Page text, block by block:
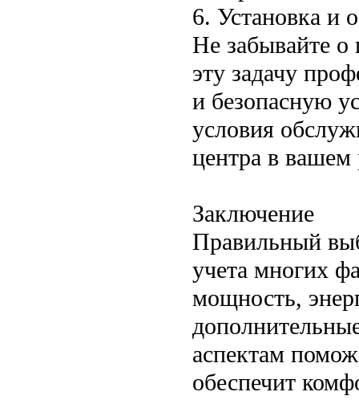
6. Установка и
Не забывайте о
эту задачу
и безопасную
условия
центра в вашем
Заключение
Правильный
учета многих
мощность,
аспектам
обеспечит